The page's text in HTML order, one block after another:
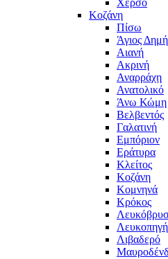
Κοζάνη
Πίσω
Άγιος
Αιανή
Ακρινή
Αναρράχη
Ανατολικό
Άνω Κώμη
Βελβεντός
Γαλατινή
Εμπόριον
Εράτυρα
Κλείτος
Κοζάνη
Κομνηνά
Κρόκος
Λευκοπηγή
Λιβαδερό